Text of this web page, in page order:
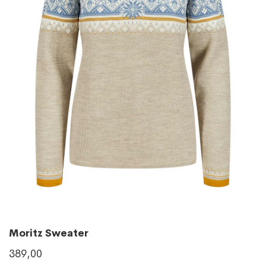
Moritz Sweater
389,00